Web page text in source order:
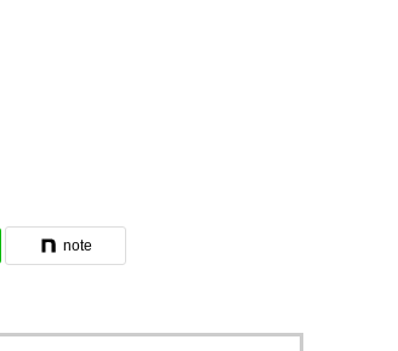
note